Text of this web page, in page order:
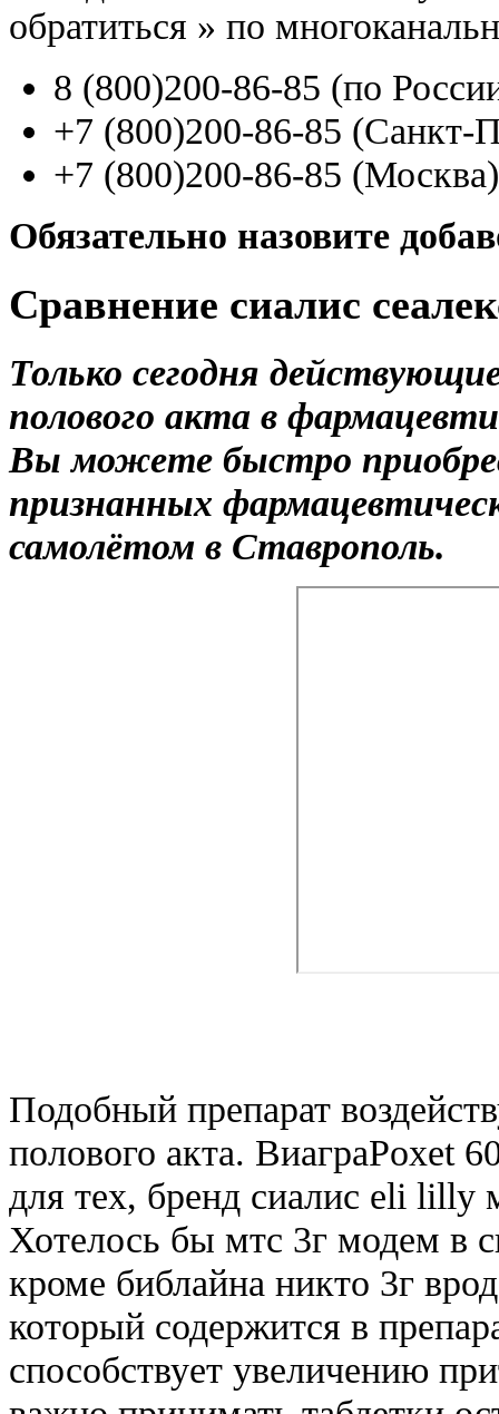
обратиться » по
8 (800)200-86-85 (по
+7 (800)200-86-85 (Санкт-
+7 (800)200-86-85 (Москва)
Обязательно назовите
Сравнение сиалис
Только сегодня
полового акта в
Вы можете быстро
признанных
самолётом в Ставрополь.
Подобный препарат
полового акта. ВиаграPoxet
для тех, бренд сиалис eli lilly
Хотелось бы мтс 3г модем в
кроме библайна никто 3г
который содержится в
способствует увеличению